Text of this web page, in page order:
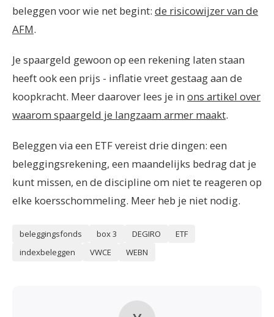
beleggen voor wie net begint: de risicowijzer van de
AFM.
Je spaargeld gewoon op een rekening laten staan
heeft ook een prijs - inflatie vreet gestaag aan de
koopkracht. Meer daarover lees je in ons artikel over
waarom spaargeld je langzaam armer maakt.
Beleggen via een ETF vereist drie dingen: een
beleggingsrekening, een maandelijks bedrag dat je
kunt missen, en de discipline om niet te reageren op
elke koersschommeling. Meer heb je niet nodig.
beleggingsfonds box 3 DEGIRO
ETF
indexbeleggen
VWCE WEBN